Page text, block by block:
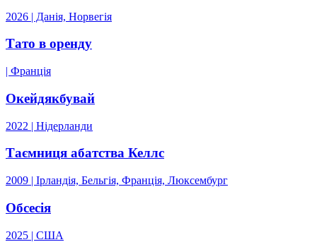
2026 | Данія, Норвегія
Тато в оренду
| Франція
Окейдякбувай
2022 | Нідерланди
Таємниця абатства Келлс
2009 | Ірландія, Бельгія, Франція, Люксембург
Обсесія
2025 | США